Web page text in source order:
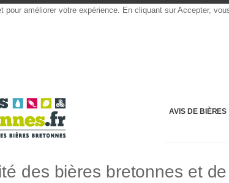
améliorer votre expérience. En cliquant sur Accepter,
AVIS DE BIÈRES
des bières bretonnes et